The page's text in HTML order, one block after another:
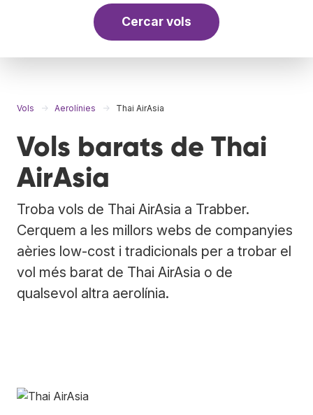
Cercar vols
Vols Aerolínies Thai AirAsia
Vols barats de Thai
AirAsia
Troba vols de Thai AirAsia a Trabber.
Cerquem a les millors webs de companyies
aèries low-cost i tradicionals per a trobar el
vol més barat de Thai AirAsia o de
qualsevol altra aerolínia.